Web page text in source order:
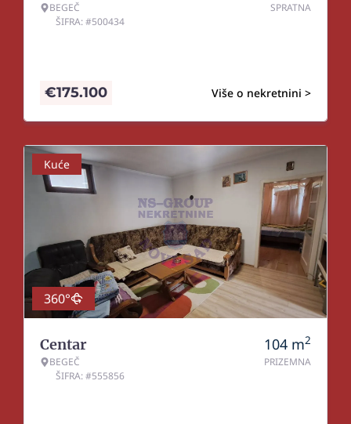
BEGEČ
ŠIFRA: #500434
SPRATNA
Više o nekretnini >
€175.100
Kuće
360°
Centar
BEGEČ
ŠIFRA: #555856
104 m2
PRIZEMNA